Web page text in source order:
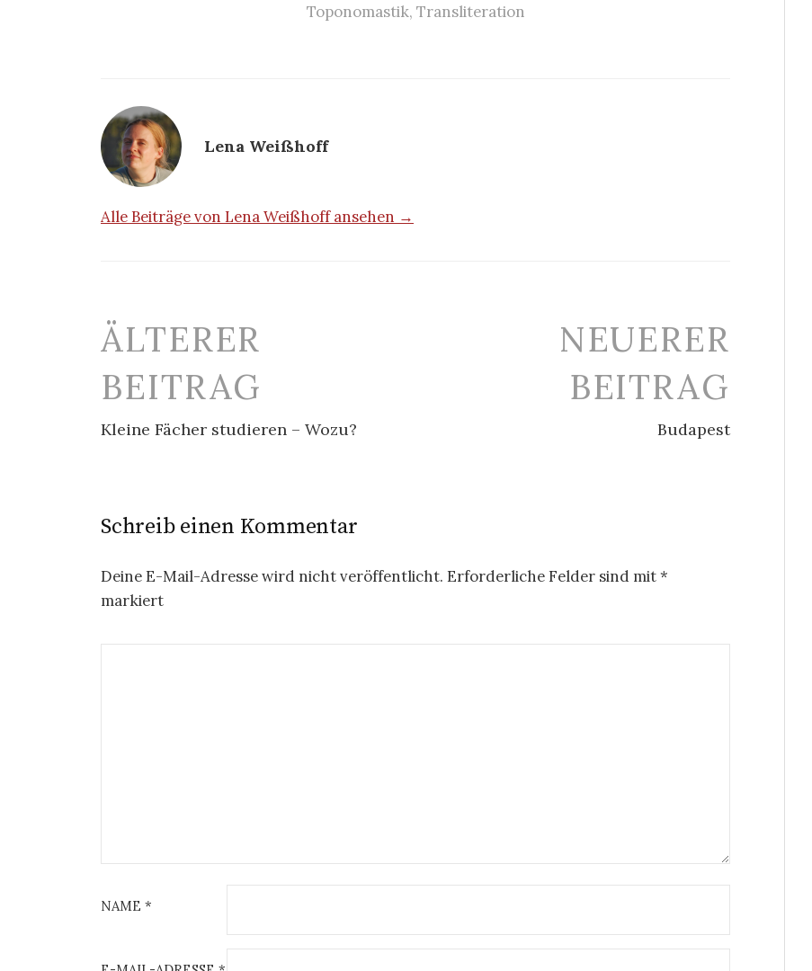
Toponomastik, Transliteration
Lena Weißhoff
Alle Beiträge von Lena Weißhoff ansehen →
Beitrags-
Navigation
ÄLTERER
BEITRAG
Kleine Fächer studieren – Wozu?
NEUERER
BEITRAG
Budapest
Schreib einen Kommentar
Deine E-Mail-Adresse wird nicht veröffentlicht. Erforderliche Felder sind mit*
markiert
NAME *